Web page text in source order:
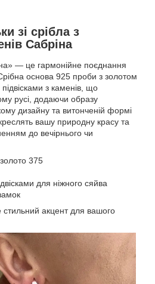
зі срібла з
Сабріна
— це гармонійне поєднання
основа 925 проби з золотом
з каменів, що
русі, додаючи образу
дизайну та витонченій формі
вашу природну красу та
до вечірнього чи
375
для ніжного сяйва
акцент для вашого